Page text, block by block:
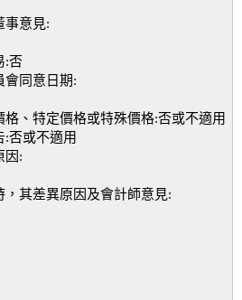
事意見:
:否
會同意日期:
、特定價格或特殊價格:否或不適用
:否或不適用
因:
其差異原因及會計師意見: